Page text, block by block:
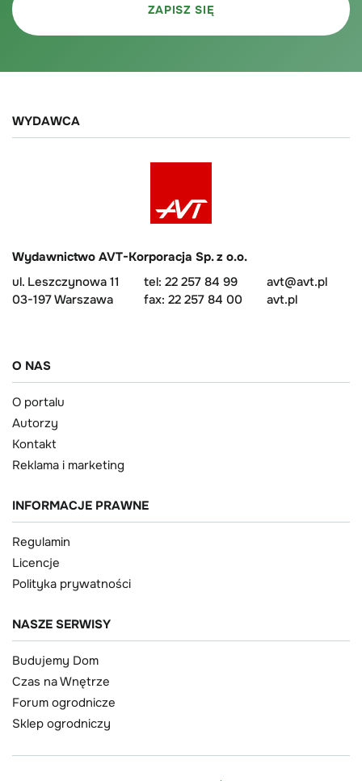
WYDAWCA
Wydawnictwo AVT-Korporacja Sp. z o.o.
ul. Leszczynowa 11
03-197 Warszawa
tel: 22 257 84 99
fax: 22 257 84 00
avt@avt.pl
avt.pl
O NAS
O portalu
Autorzy
Kontakt
Reklama i marketing
INFORMACJE PRAWNE
Regulamin
Licencje
Polityka prywatności
NASZE SERWISY
Budujemy Dom
Czas na Wnętrze
Forum ogrodnicze
Sklep ogrodniczy